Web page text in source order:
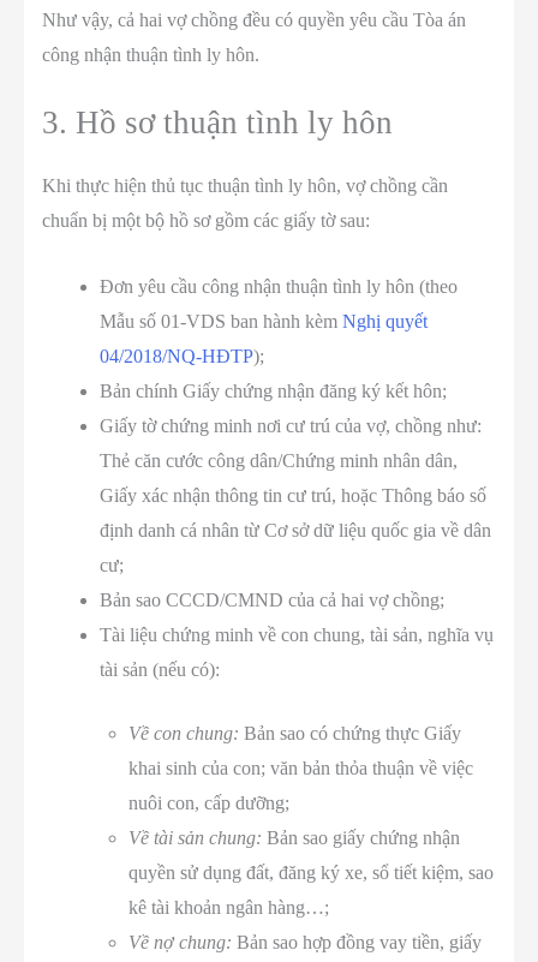
Như vậy, cả hai vợ chồng đều có quyền yêu cầu Tòa án
công nhận thuận tình ly hôn.
3. Hồ sơ thuận tình ly hôn
Khi thực hiện thủ tục thuận tình ly hôn, vợ chồng cần
chuẩn bị một bộ hồ sơ gồm các giấy tờ sau:
Đơn yêu cầu công nhận thuận tình ly hôn (theo
Mẫu số 01-VDS ban hành kèm Nghị quyết
04/2018/NQ-HĐTP);
Bản chính Giấy chứng nhận đăng ký kết hôn;
Giấy tờ chứng minh nơi cư trú của vợ, chồng như:
Thẻ căn cước công dân/Chứng minh nhân dân,
Giấy xác nhận thông tin cư trú, hoặc Thông báo số
định danh cá nhân từ Cơ sở dữ liệu quốc gia về dân
cư;
Bản sao CCCD/CMND của cả hai vợ chồng;
Tài liệu chứng minh về con chung, tài sản, nghĩa vụ
tài sản (nếu có):
Về con chung: Bản sao có chứng thực Giấy
khai sinh của con; văn bản thỏa thuận về việc
nuôi con, cấp dưỡng;
Về tài sản chung: Bản sao giấy chứng nhận
quyền sử dụng đất, đăng ký xe, sổ tiết kiệm, sao
kê tài khoản ngân hàng…;
Về nợ chung: Bản sao hợp đồng vay tiền, giấy